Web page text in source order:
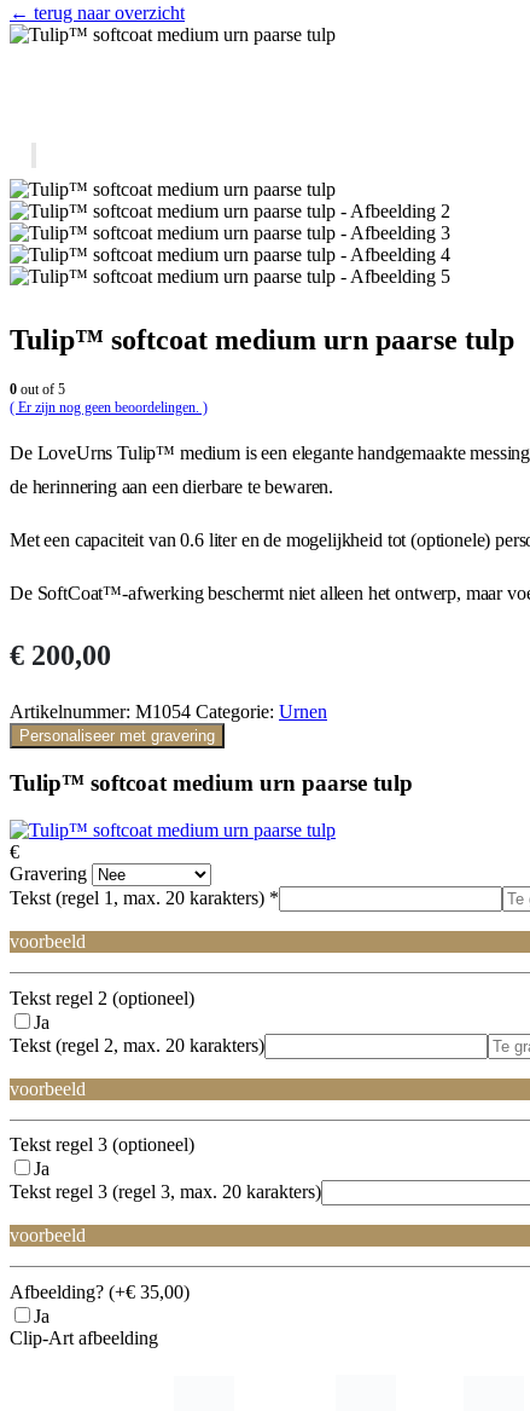
← terug naar overzicht
Tulip™ softcoat medium urn paarse tulp
0 out of 5
( Er zijn nog geen beoordelingen. )
De LoveUrns Tulip™ medium is een elegante handgemaakte
de herinnering aan een dierbare te bewaren.
Met een capaciteit van 0.6 liter en de mogelijkheid tot (optionele)
De SoftCoat™️-afwerking beschermt niet alleen het ontwerp, maar
€ 200,00
Artikelnummer: M1054 Categorie: Urnen
Personaliseer met gravering
Tulip™ softcoat medium urn paarse tulp
€
Gravering
Tekst (regel 1, max. 20 karakters) *
voorbeeld
Tekst regel 2 (optioneel)
Ja
Tekst (regel 2, max. 20 karakters)
voorbeeld
Tekst regel 3 (optioneel)
Ja
Tekst regel 3 (regel 3, max. 20 karakters)
voorbeeld
Afbeelding? (+€ 35,00)
Ja
Clip-Art afbeelding